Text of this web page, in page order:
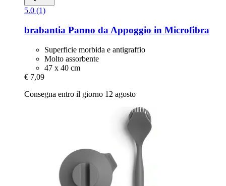
5.0 (1)
brabantia Panno da Appoggio in Microfibra
Superficie morbida e antigraffio
Molto assorbente
47 x 40 cm
€ 7,09
Consegna entro il giorno 12 agosto